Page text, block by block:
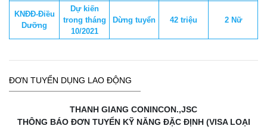
KNĐĐ-Điều
Dưỡng
Dự kiến
trong tháng
10/2021
Dừng tuyển 42 triệu 2 Nữ
ĐƠN TUYỂN DỤNG LAO ĐỘNG
THANH GIANG CONINCON.,JSC
THÔNG BÁO ĐƠN TUYỂN KỸ NĂNG ĐẶC ĐỊNH (VISA LOẠI